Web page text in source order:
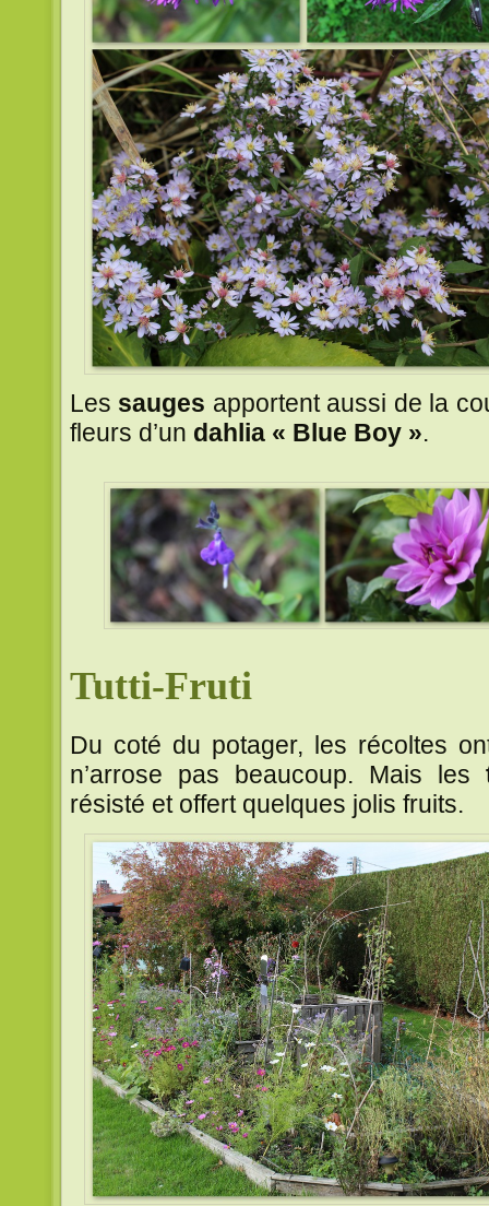
Les sauges apportent aussi de la
fleurs d’un dahlia « Blue Boy ».
Tutti-Fruti
Du coté du potager, les récoltes
n’arrose pas beaucoup. Mais les
résisté et offert quelques jolis fruits.